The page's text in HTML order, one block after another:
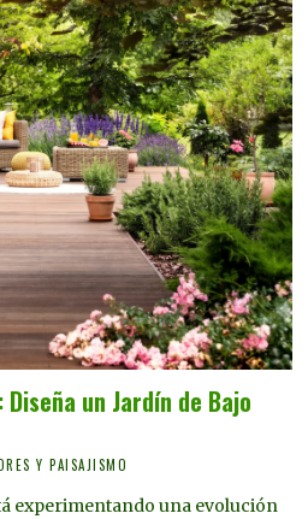
un Jardín de Bajo
Y PAISAJISMO
experimentando una evolución